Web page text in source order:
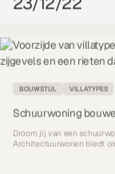
BOUWSTIJL VILLATYPES
Schuurwoning
Droom jij van een
Architectuurwonen biedt